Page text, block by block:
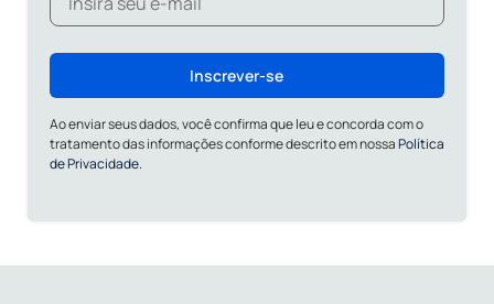
Inscrever-se
Ao enviar seus dados, você confirma que leu e concorda com o
tratamento das informações conforme descrito em nossaPolítica
de Privacidade.